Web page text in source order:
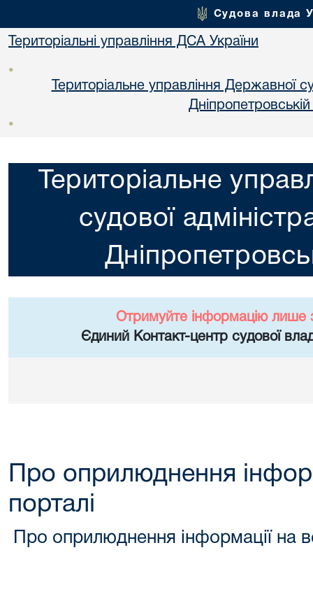
Судова влада
Територіальні управління ДСА України
•
Територіальне управління Державної
•
Територіальне
судової
Отримуйте інформацію лише
Єдиний Контакт-центр судової
Про оприлюднення
порталі
Про оприлюднення інформації на